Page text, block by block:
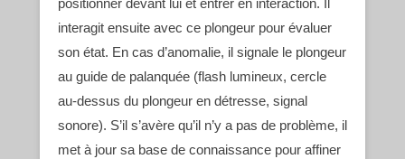
positionner devant lui et entrer en interaction. Il
interagit ensuite avec ce plongeur pour évaluer
son état. En cas d’anomalie, il signale le plongeur
au guide de palanquée (flash lumineux, cercle
au-dessus du plongeur en détresse, signal
sonore). S’il s’avère qu’il n’y a pas de problème, il
met à jour sa base de connaissance pour affiner